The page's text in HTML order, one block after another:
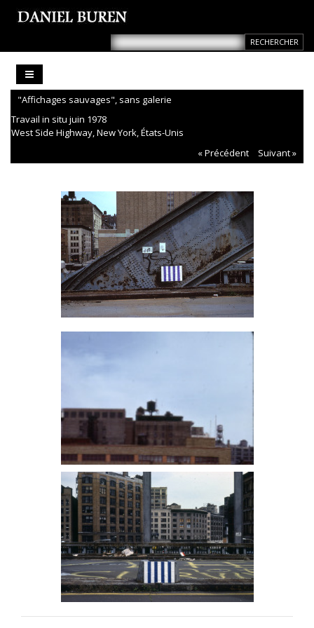
"Affichages sauvages", sans galerie
Travail in situ juin 1978
West Side Highway, New York, États-Unis
« Précédent
Suivant »